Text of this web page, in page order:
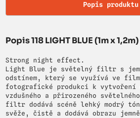
Popis produktu
Popis 118 LIGHT BLUE (1m x 1,2m)
Strong night effect.
Light Blue je světelný filtr s
odstínem, který se využívá ve
fotografické produkci k vytvoření
vzdušného a přirozeného
filtr dodává scéně lehký modrý
svěže, čistě a dodává obrazu